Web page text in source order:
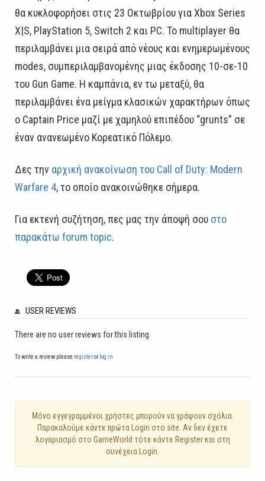
θα κυκλοφορήσει στις 23 Οκτωβρίου για Xbox Series
X|S, PlayStation 5, Switch 2 και PC. Το multiplayer θα
περιλαμβάνει μια σειρά από νέους και ενημερωμένους
modes, συμπεριλαμβανομένης μιας έκδοσης 10-σε-10
του Gun Game. Η καμπάνια, εν τω μεταξύ, θα
περιλαμβάνει ένα μείγμα κλασικών χαρακτήρων όπως
ο Captain Price μαζί με χαμηλού επιπέδου “grunts” σε
έναν ανανεωμένο Κορεατικό Πόλεμο.
Δες την αρχική ανακοίνωση του Call of Duty: Modern
Warfare 4, το οποίο ανακοινώθηκε σήμερα.
Για εκτενή συζήτηση, πες μας την άποψή σου στο
παρακάτω forum topic.
USER REVIEWS
There are no user reviews for this listing.
To write a review please registeror log in
Mόνο εγγεγραμμένοι χρήστες μπορούν να γράψουν σχόλια.
Παρακαλούμε κάντε πρώτα Login στο site. Αν δεν έχετε
λογαριασμό στο GameWorld τότε κάντε Register και στη
συνέχεια Login.